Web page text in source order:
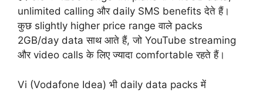
unlimited calling और daily SMS benefits देते हैं।
कुछ slightly higher price range वाले packs
2GB/day data साथ आते हैं, जो YouTube streaming
और video calls के लिए ज्यादा comfortable रहते हैं।
Vi (Vodafone Idea) भी daily data packs में